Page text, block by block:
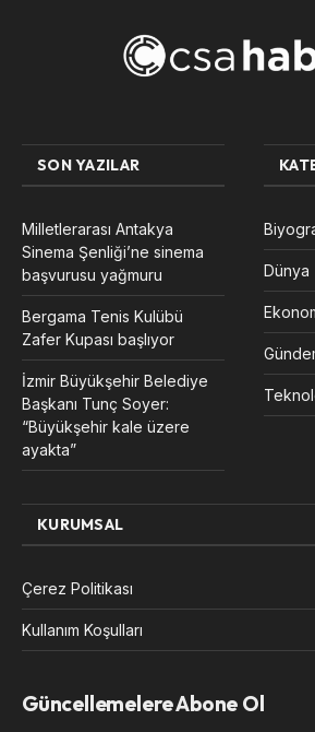
SON YAZILAR
Milletlerarası Antakya
Sinema Şenliği’ne sinema
başvurusu yağmuru
Bergama Tenis Kulübü
Zafer Kupası başlıyor
İzmir Büyükşehir Belediye
Başkanı Tunç Soyer:
“Büyükşehir kale üzere
ayakta”
Dünya
KURUMSAL
Çerez Politikası
Kullanım Koşulları
Güncellemelere Abone Ol